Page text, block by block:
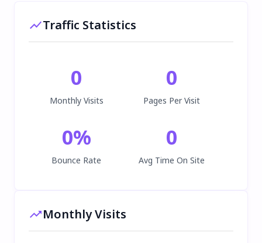
Traffic Statistics
0
Monthly Visits
0
Pages Per Visit
0%
Bounce Rate
0
Avg Time On Site
Monthly Visits